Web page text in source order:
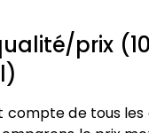
prix
compte de tous les